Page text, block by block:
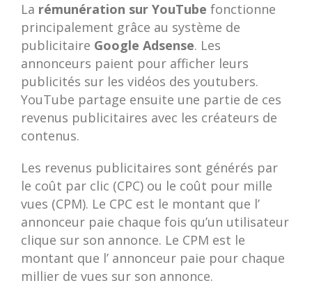
La rémunération sur YouTube fonctionne
principalement grâce au système de
publicitaire Google Adsense. Les
annonceurs paient pour afficher leurs
publicités sur les vidéos des youtubers.
YouTube partage ensuite une partie de ces
revenus publicitaires avec les créateurs de
contenus.
Les revenus publicitaires sont générés par
le coût par clic (CPC) ou le coût pour mille
vues (CPM). Le CPC est le montant que l’
annonceur paie chaque fois qu’un utilisateur
clique sur son annonce. Le CPM est le
montant que l’ annonceur paie pour chaque
millier de vues sur son annonce.